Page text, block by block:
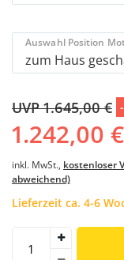
Auswahl Position
UVP 1.645,00 €
1.242,00 €
inkl. MwSt., kostenloser
abweichend)
Lieferzeit ca. 4-6